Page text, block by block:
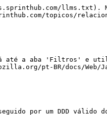
llms.txt).
topicos/
até a aba 'Filtros' e
pt-BR/docs/Web/
por um DDD